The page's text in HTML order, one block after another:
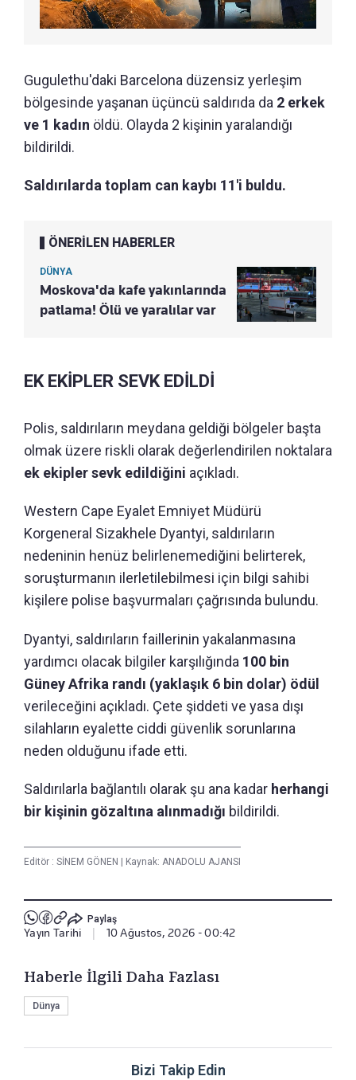
Gugulethu'daki Barcelona düzensiz yerleşim
bölgesinde yaşanan üçüncü saldırıda da 2 erkek
ve 1 kadın öldü. Olayda 2 kişinin yaralandığı
bildirildi.
Saldırılarda toplam can kaybı 11'i buldu.
ÖNERİLEN HABERLER
DÜNYA
Moskova'da kafe yakınlarında
patlama! Ölü ve yaralılar var
EK EKİPLER SEVK EDİLDİ
Polis, saldırıların meydana geldiği bölgeler başta
olmak üzere riskli olarak değerlendirilen noktalara
ek ekipler sevk edildiğini açıkladı.
Western Cape Eyalet Emniyet Müdürü
Korgeneral Sizakhele Dyantyi, saldırıların
nedeninin henüz belirlenemediğini belirterek,
soruşturmanın ilerletilebilmesi için bilgi sahibi
kişilere polise başvurmaları çağrısında bulundu.
Dyantyi, saldırıların faillerinin yakalanmasına
yardımcı olacak bilgiler karşılığında 100 bin
Güney Afrika randı (yaklaşık 6 bin dolar) ödül
verileceğini açıkladı. Çete şiddeti ve yasa dışı
silahların eyalette ciddi güvenlik sorunlarına
neden olduğunu ifade etti.
Saldırılarla bağlantılı olarak şu ana kadar herhangi
bir kişinin gözaltına alınmadığı bildirildi.
Editör : SİNEM GÖNEN Kaynak: ANADOLU AJANSI
Paylaş
Yayın Tarihi 10 Ağustos, 2026 - 00:42
Haberle İlgili Daha Fazlası
Dünya
Bizi Takip Edin